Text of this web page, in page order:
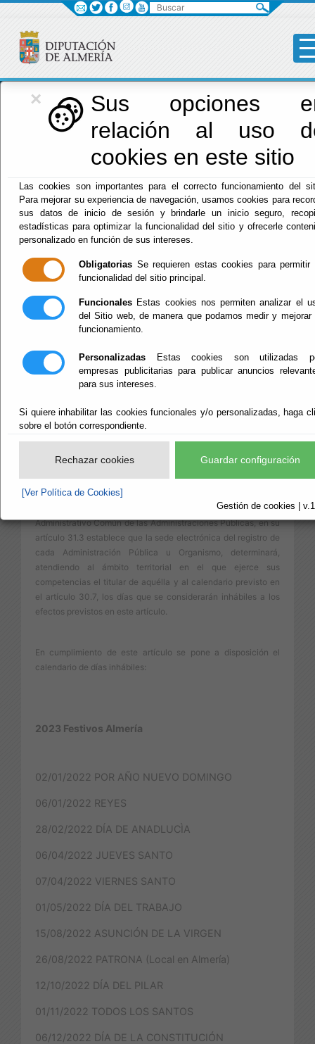
×
Sus opciones
relación al uso
cookies en este sitio
Las cookies son importantes para el correcto funcionamiento del
Para mejorar su experiencia de navegación, usamos cookies para
sus datos de inicio de sesión y brindarle un inicio seguro,
estadísticas para optimizar la funcionalidad del sitio y ofrecerle
personalizado en función de sus intereses.
Obligatorias Se requieren estas cookies para permitir
funcionalidad del sitio principal.
Funcionales Estas cookies nos permiten analizar el
del Sitio web, de manera que podamos medir y mejorar
funcionamiento.
Personalizadas Estas cookies son utilizadas
empresas publicitarias para publicar anuncios
para sus intereses.
Si quiere inhabilitar las cookies funcionales y/o personalizadas, haga
sobre el botón correspondiente.
Rechazar cookies Guardar configuración
[Ver Política de Cookies]
Gestión de cookies |
Red Provincial
de Almería
Menú RPC
Inicio - INFORMACIÓN GENERAL CALENDARIO, FECHA Y
HORA OFICIAL SEDE
INFORMACIÓN
GENERAL
CALENDARIO,
FECHA Y HORA
OFICIAL SEDE
CALENDARIO
La Ley 39/2015, de 1 de octubre, del Procedimiento
Administrativo Común de las Administraciones Públicas, en su
artículo 31.3 establece que la sede electrónica del registro de
cada Administración Pública u Organismo, determinará,
atendiendo al ámbito territorial en el que ejerce sus
competencias el titular de aquélla y al calendario previsto en
el artículo 30.7, los días que se considerarán inhábiles a los
efectos previstos en este artículo.
En cumplimiento de este artículo se pone a disposición el
calendario de días inhábiles:
2023 Festivos Almería
02/01/2022 POR AÑO NUEVO DOMINGO
06/01/2022 REYES
28/02/2022 DÍA DE ANADLUCÌA
06/04/2022 JUEVES SANTO
07/04/2022 VIERNES SANTO
01/05/2022 DÍA DEL TRABAJO
15/08/2022 ASUNCIÓN DE LA VIRGEN
26/08/2022 PATRONA (Local en Almería)
12/10/2022 DÍA DEL PILAR
01/11/2022 TODOS LOS SANTOS
06/12/2022 DÍA DE LA CONSTITUCIÓN
Buscar